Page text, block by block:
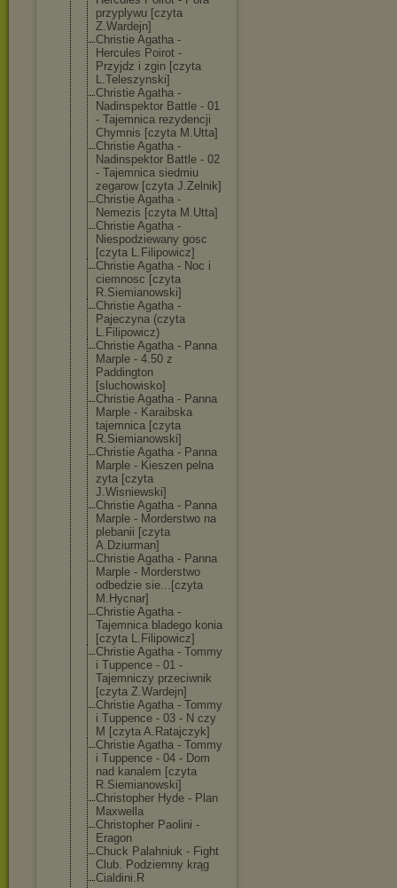
przyplywu [czyta
Z.Wardejn]
Christie Agatha -
Hercules Poirot -
Przyjdz i zgin [czyta
L.Teleszynski]
Christie Agatha -
Nadinspektor Battle - 01
- Tajemnica rezydencji
Chymnis [czyta M.Utta]
Christie Agatha -
Nadinspektor Battle - 02
- Tajemnica siedmiu
zegarow [czyta J.Zelnik]
Christie Agatha -
Nemezis [czyta M.Utta]
Christie Agatha -
Niespodziewany gosc
[czyta L.Filipowicz]
Christie Agatha - Noc i
ciemnosc [czyta
R.Siemianowski]
Christie Agatha -
Pajeczyna (czyta
L.Filipowicz)
Christie Agatha - Panna
Marple - 4.50 z
Paddington
[sluchowisko]
Christie Agatha - Panna
Marple - Karaibska
tajemnica [czyta
R.Siemianowski]
Christie Agatha - Panna
Marple - Kieszen pelna
zyta [czyta
J.Wisniewski]
Christie Agatha - Panna
Marple - Morderstwo na
plebanii [czyta
A.Dziurman]
Christie Agatha - Panna
Marple - Morderstwo
odbedzie sie...[czyta
M.Hycnar]
Christie Agatha -
Tajemnica bladego konia
[czyta L.Filipowicz]
Christie Agatha - Tommy
i Tuppence - 01 -
Tajemniczy przeciwnik
[czyta Z.Wardejn]
Christie Agatha - Tommy
i Tuppence - 03 - N czy
M [czyta A.Ratajczyk]
Christie Agatha - Tommy
i Tuppence - 04 - Dom
nad kanalem [czyta
R.Siemianowski]
Christopher Hyde - Plan
Maxwella
Christopher Paolini -
Eragon
Chuck Palahniuk - Fight
Club. Podziemny krąg
Cialdini.R